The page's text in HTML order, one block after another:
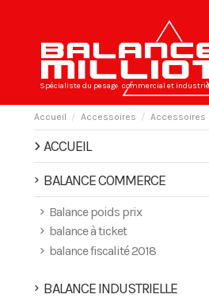
Spécialiste du pesage commercial et
Accueil Accessoires Accessoires
ACCUEIL
BALANCE COMMERCE
Balance poids prix
balance à ticket
balance fiscalité 2018
BALANCE INDUSTRIELLE